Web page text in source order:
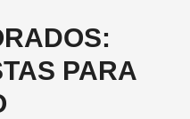
PARA